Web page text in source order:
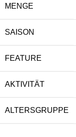
MENGE
SAISON
FEATURE
AKTIVITÄT
ALTERSGRUPPE